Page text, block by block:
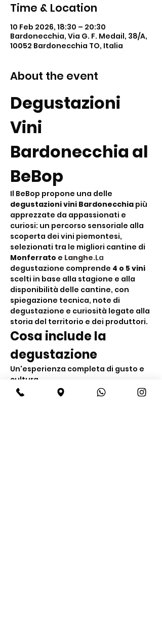
Time & Location
10 Feb 2026, 18:30 – 20:30
Bardonecchia, Via G. F. Medail, 38/A,
10052 Bardonecchia TO, Italia
About the event
Degustazioni
Vini
Bardonecchia al
BeBop
Il BeBop propone una delle
degustazioni vini Bardonecchia più
apprezzate da appassionati e
curiosi: un percorso sensoriale alla
scoperta dei vini piemontesi,
selezionati tra le migliori cantine di
Monferrato e Langhe.La
degustazione comprende 4 o 5 vini
scelti in base alla stagione e alla
disponibilità delle cantine, con
spiegazione tecnica, note di
degustazione e curiosità legate alla
storia del territorio e dei produttori.
Cosa include la
degustazione
Un'esperienza completa di gusto e
cultura
Degustazione di
4 o 5 vini